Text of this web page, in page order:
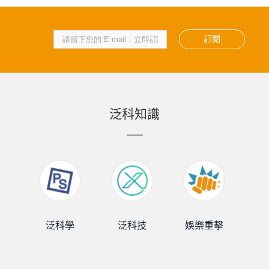
訂閱
泛科知識
泛科學 泛科技 娛樂重擊